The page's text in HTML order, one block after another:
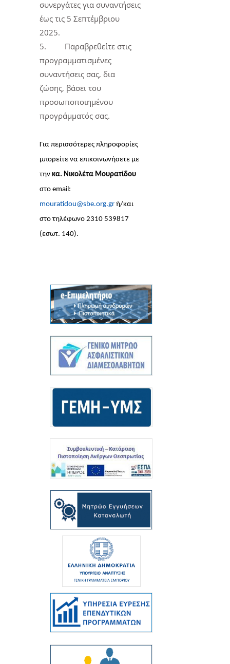
συνεργάτες για συναντήσεις
έως τις 5 Σεπτέμβριου
2025.
5.
Παραβρεθείτε στις
προγραμματισμένες
συναντήσεις σας, δια
ζώσης, βάσει του
προσωποποιημένου
προγράμματός σας.
Για περισσότερες πληροφορίες
μπορείτε να επικοινωνήσετε με
την κα. Νικολέτα Μουρατίδου
στο email:
mouratidou@sbe.org.gr ή/και
στο τηλέφωνο 2310 539817
(εσωτ. 140).